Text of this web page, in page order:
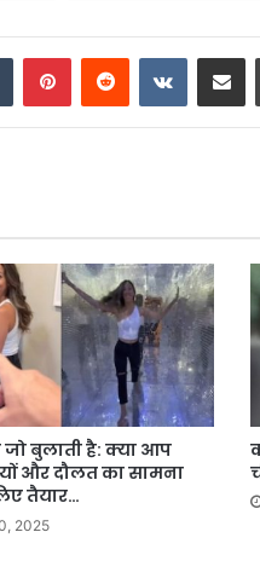
Tumblr PinterestReddit
बुलाती है: क्या आप
और दौलत का सामना
तैयार…
2025